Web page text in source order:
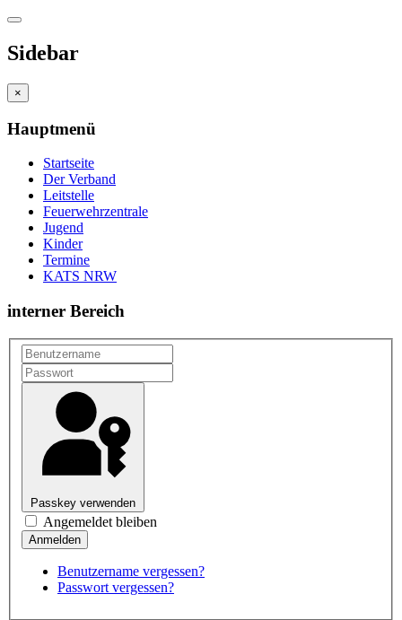
Sidebar
×
Hauptmenü
Startseite
Der Verband
Leitstelle
Feuerwehrzentrale
Jugend
Kinder
Termine
KATS NRW
interner Bereich
Passkey verwenden
Angemeldet bleiben
Benutzername vergessen?
Passwort vergessen?